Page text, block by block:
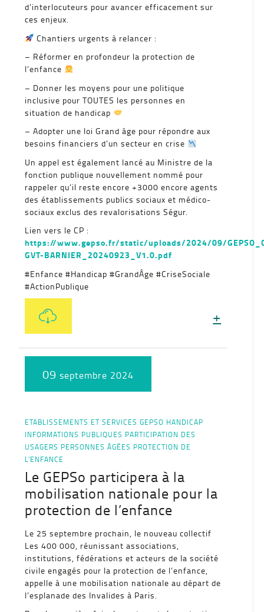
d’interlocuteurs pour avancer efficacement sur
ces enjeux.
Chantiers urgents à relancer :
– Réformer en profondeur la protection de
l’enfance
– Donner les moyens pour une politique
inclusive pour TOUTES les personnes en
situation de handicap
– Adopter une loi Grand âge pour répondre aux
besoins financiers d’un secteur en crise
Un appel est également lancé au Ministre de la
fonction publique nouvellement nommé pour
rappeler qu’il reste encore +3000 encore agents
des établissements publics sociaux et médico-
sociaux exclus des revalorisations Ségur.
Lien vers le CP :
https://www.gepso.fr/static/uploads/2024/09/
GVT-BARNIER_20240923_V1.0.pdf
#Enfance #Handicap #GrandÂge #CriseSociale
#ActionPublique
+
09 septembre 2024
ETABLISSEMENTS ET SERVICES GEPSO HANDICAP
INFORMATIONS PUBLIQUES PARTICIPATION DES
USAGERS PERSONNES ÂGÉES PROTECTION DE
L'ENFANCE
Le GEPSo participera à la
mobilisation nationale pour la
protection de l’enfance
Le 25 septembre prochain, le nouveau collectif
Les 400 000, réunissant associations,
institutions, fédérations et acteurs de la société
civile engagés pour la protection de l’enfance,
appelle à une mobilisation nationale au départ de
l’esplanade des Invalides à Paris.